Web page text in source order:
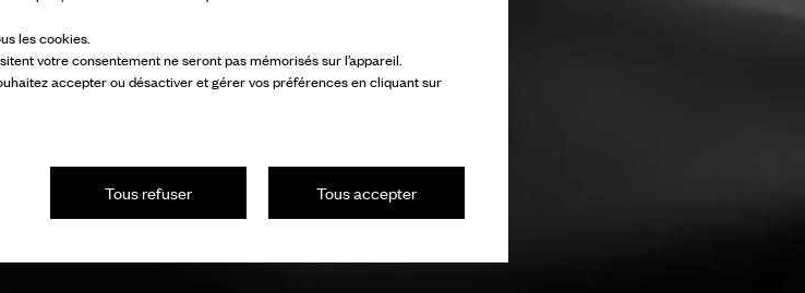
les cookies.
votre consentement ne seront pas mémorisés sur l’appareil.
accepter ou désactiver et gérer vos préférences en cliquant sur
Tous accepter
Tous refuser